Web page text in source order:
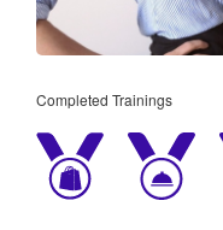
Completed Trainings